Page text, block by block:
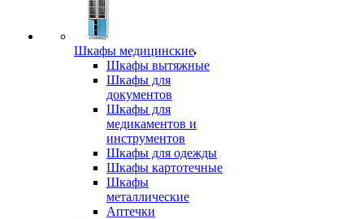
Шкафы медицинские
Шкафы вытяжные
Шкафы для
документов
Шкафы для
медикаментов и
инструментов
Шкафы для одежды
Шкафы картотечные
Шкафы
металлические
Аптечки